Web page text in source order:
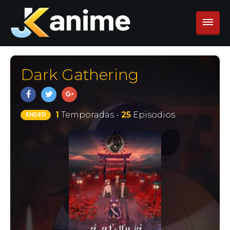
Dark Gathering
ENDED 1 Temporadas - 25Episodios